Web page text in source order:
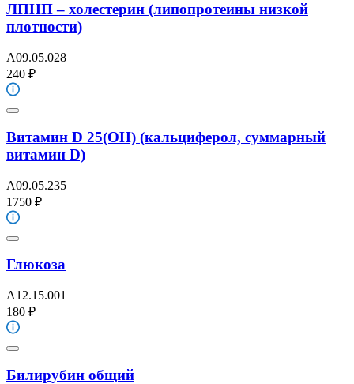
ЛПНП – холестерин (липопротеины низкой
плотности)
A09.05.028
240 ₽
Витамин D 25(ОН) (кальциферол, суммарный
витамин D)
A09.05.235
1750 ₽
Глюкоза
A12.15.001
180 ₽
Билирубин общий